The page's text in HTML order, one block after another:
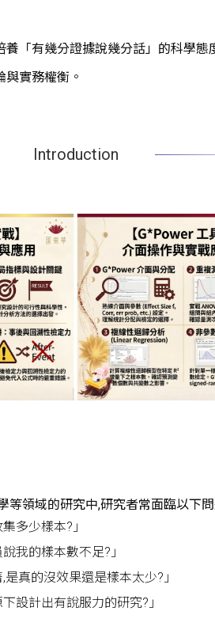
養「有幾分證據說幾分話」的科學態
實務權衡。
Introduction
等領域的研究中,研究者常面臨以下
多少樣本?」
我的樣本數不足?」
是真的沒效果還是樣本太少?」
設計出有說服力的研究?」